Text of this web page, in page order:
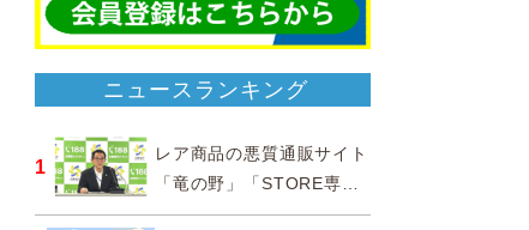
ニュースランキング
1
レア商品の悪質通販サイト
「竜の野」「STORE専門
ショップ」などに注意…消